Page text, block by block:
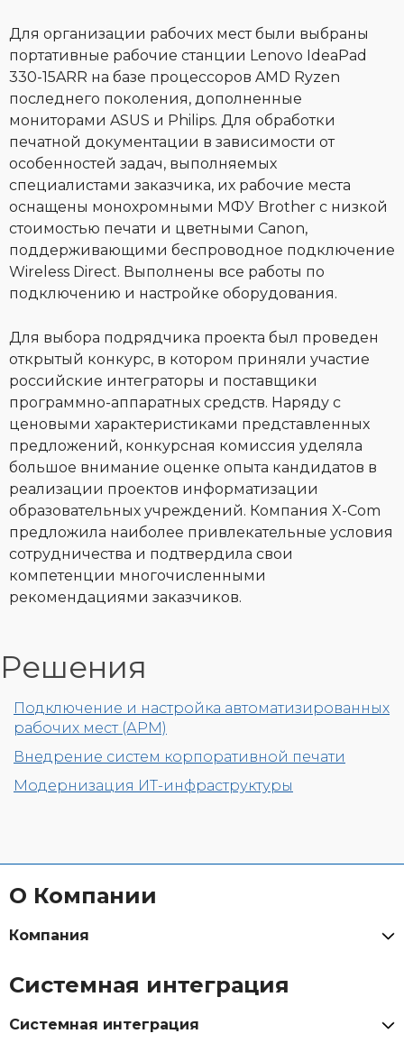
Для организации рабочих мест были выбраны
портативные рабочие станции Lenovo IdeaPad
330-15ARR на базе процессоров AMD Ryzen
последнего поколения, дополненные
мониторами ASUS и Philips. Для обработки
печатной документации в зависимости от
особенностей задач, выполняемых
специалистами заказчика, их рабочие места
оснащены монохромными МФУ Brother с низкой
стоимостью печати и цветными Canon,
поддерживающими беспроводное подключение
Wireless Direct. Выполнены все работы по
подключению и настройке оборудования.
Для выбора подрядчика проекта был проведен
открытый конкурс, в котором приняли участие
российские интеграторы и поставщики
программно-аппаратных средств. Наряду с
ценовыми характеристиками представленных
предложений, конкурсная комиссия уделяла
большое внимание оценке опыта кандидатов в
реализации проектов информатизации
образовательных учреждений. Компания X-Com
предложила наиболее привлекательные условия
сотрудничества и подтвердила свои
компетенции многочисленными
рекомендациями заказчиков.
Решения
Подключение и настройка автоматизированных
рабочих мест (АРМ)
Внедрение систем корпоративной печати
Модернизация ИТ-инфраструктуры
О Компании
Компания
Системная интеграция
Системная интеграция